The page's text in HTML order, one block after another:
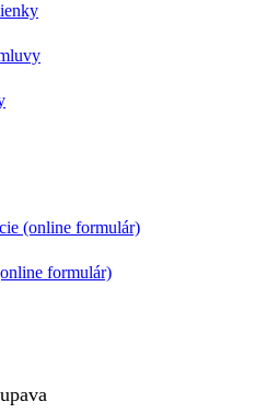
(online formulár)
formulár)